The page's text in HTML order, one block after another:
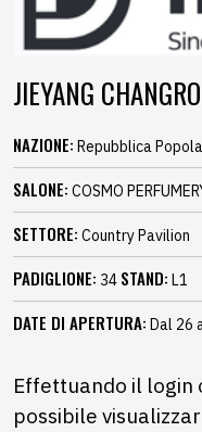
JIEYANG
NAZIONE: Repubblica
SALONE: COSMO
SETTORE: Country Pavilion
PADIGLIONE: 34 STAND: L1
DATE DI APERTURA: Dal 26
Effettuando il login
possibile